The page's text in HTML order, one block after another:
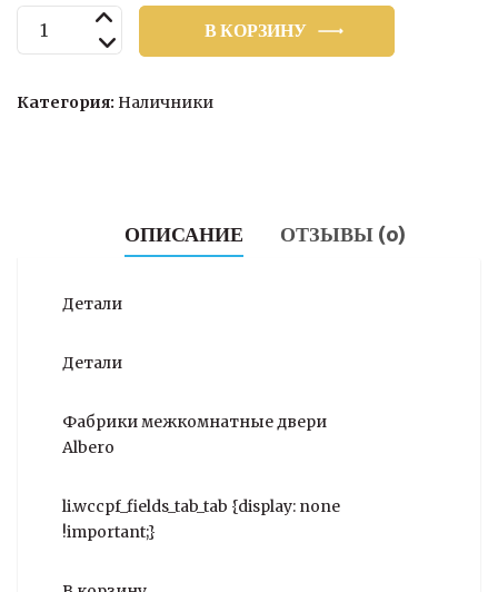
Количество
товара
телескопический
В КОРЗИНУ
Категория: Наличники
ОПИСАНИЕ ОТЗЫВЫ (0)
Детали
Детали
Фабрики межкомнатные двери
Albero
li.wccpf_fields_tab_tab {display: none
!important;}